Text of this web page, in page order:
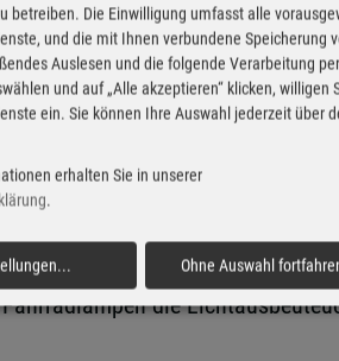
zulässig sind allerdings
hingegen als Ergänzung zur
zu erhöhen, etwa das rote
dem Fahrrad ohne Licht fährt
das Verwarnungsgeld auch
darauf an, dass das
die
betreiben. Die Einwilligung umfasst alle
und die mit Ihnen verbundene Speicherung
Auslesen und die folgende Verarbeitung
und auf „Alle akzeptieren“ klicken,
ein. Sie können Ihre Auswahl jederzeit über
erhalten Sie in unserer
.
... Ohne Auswahl